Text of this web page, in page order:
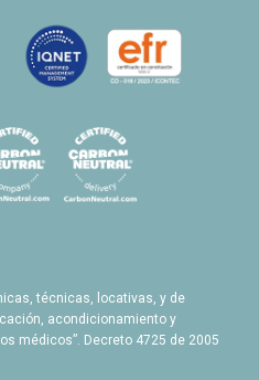
técnicas, locativas, y de
acondicionamiento y
médicos”. Decreto 4725 de 2005